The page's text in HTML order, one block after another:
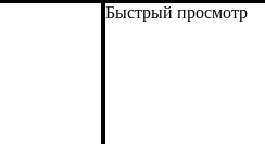
Быстрый просмотр